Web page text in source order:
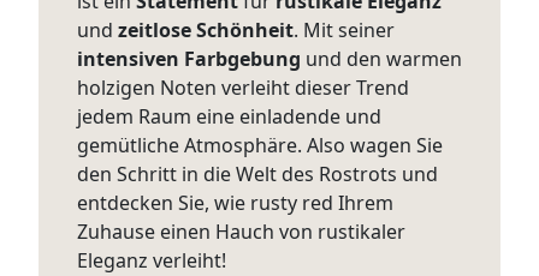
und zeitlose Schönheit. Mit seiner
intensiven Farbgebung und den warmen
holzigen Noten verleiht dieser Trend
jedem Raum eine einladende und
gemütliche Atmosphäre. Also wagen Sie
den Schritt in die Welt des Rostrots und
entdecken Sie, wie rusty red Ihrem
Zuhause einen Hauch von rustikaler
Eleganz verleiht!